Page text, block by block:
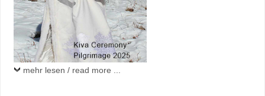
mehr lesen / read more ...